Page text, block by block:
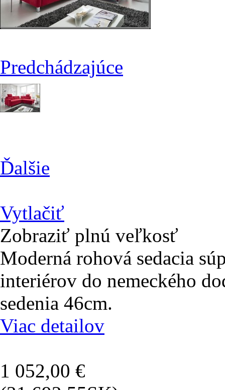
Predchádzajúce
Ďalšie
Vytlačiť
Zobraziť plnú veľkosť
Moderná rohová sedacia
interiérov do nemeckého
sedenia 46cm.
Viac detailov